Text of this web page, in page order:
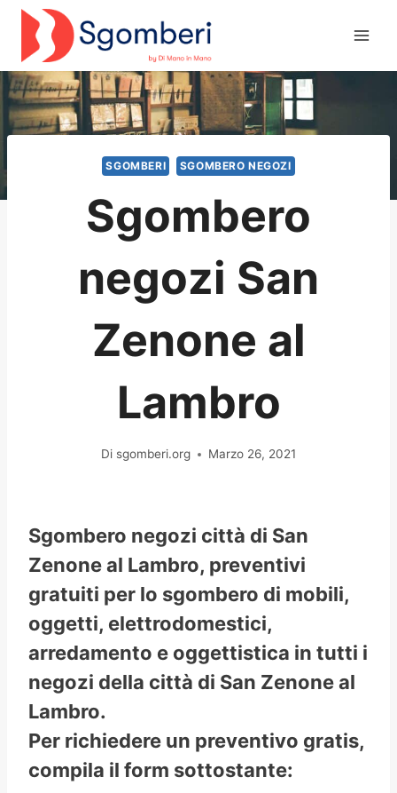
Salta
contenuto
SGOMBERI SGOMBERO NEGOZI
Sgombero
negozi San
Zenone al
Lambro
Di sgomberi.org Marzo 26, 2021
Sgombero negozi città di San
Zenone al Lambro, preventivi
gratuiti per lo sgombero di mobili,
oggetti, elettrodomestici,
arredamento e oggettistica in tutti i
negozi della città di San Zenone al
Lambro.
Per richiedere un preventivo gratis,
compila il form sottostante: